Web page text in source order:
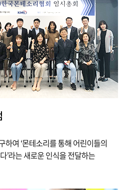
하여 ‘몬테소리를 통해 어린이들의
’라는 새로운 인식을 전달하는